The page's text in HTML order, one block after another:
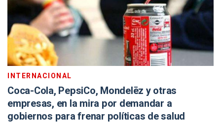
INTERNACIONAL
Coca-Cola, PepsiCo, Mondelēz y otras
empresas, en la mira por demandar a
gobiernos para frenar políticas de salud